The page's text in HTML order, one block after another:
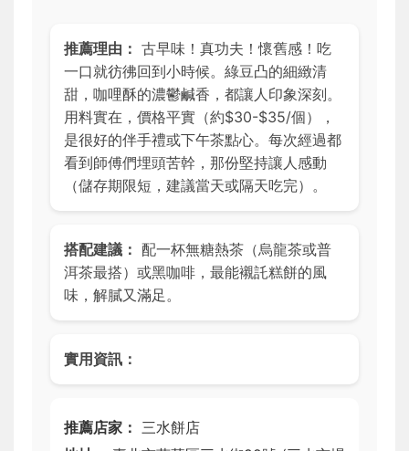
推薦理由： 古早味！真功夫！懷舊感！吃
一口就彷彿回到小時候。綠豆凸的細緻清
甜，咖哩酥的濃鬱鹹香，都讓人印象深刻。
用料實在，價格平實（約$30-$35/個），
是很好的伴手禮或下午茶點心。每次經過都
看到師傅們埋頭苦幹，那份堅持讓人感動
（儲存期限短，建議當天或隔天吃完）。
搭配建議： 配一杯無糖熱茶（烏龍茶或普
洱茶最搭）或黑咖啡，最能襯託糕餅的風
味，解膩又滿足。
實用資訊：
推薦店家： 三水餅店